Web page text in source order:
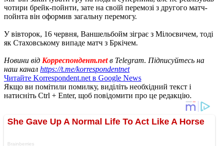
чотири брейк-пойнти, зате на своїй перемозі з другого матч-
пойнта він оформив загальну перемогу.
У вівторок, 16 червня, Ваншельбойм зіграє з Мілоєвичем, тоді
як Стаховському випаде матч з Бркічем.
Новини від Корреспондент.netв Telegram. Підписуйтесь на
наш канал https://t.me/korrespondentnet
Читайте Korrespondent.net в Google News
Якщо ви помітили помилку, виділіть необхідний текст і
натисніть Ctrl + Enter, щоб повідомити про це редакцію.